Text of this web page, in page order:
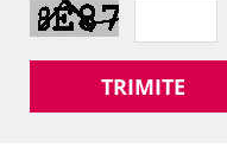
TRIMITE